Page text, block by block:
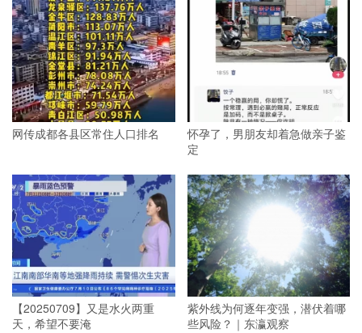
网传成都各县区常住人口排名
怀孕了，男朋友却着急做亲子鉴
定
【20250709】又是水火两重
天，希望不要淹
紫外线为何逐年变强，潜伏着哪
些风险？｜东瀛观察